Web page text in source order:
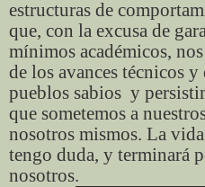
estructuras de
que, con la excusa de
mínimos académicos,
de los avances técnicos
pueblos sabios y
que sometemos a
nosotros mismos. La
tengo duda, y terminará
nosotros.